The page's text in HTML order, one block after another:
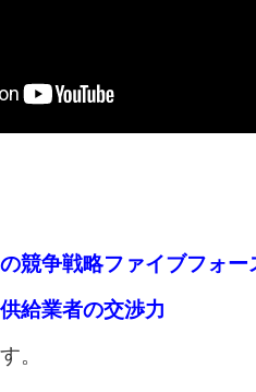
競争戦略ファイブフォー
給業者の交渉力
。